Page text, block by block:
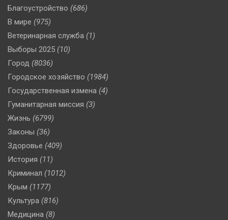
Благоустройство (686)
В мире (975)
Ветеринарная служба (1)
Выборы 2025 (10)
Город (8036)
Городское хозяйство (1984)
Государственная измена (4)
Гуманитарная миссия (3)
Жизнь (6799)
Законы (36)
Здоровье (409)
История (11)
Криминал (1012)
Крым (1177)
Культура (816)
Медицина (8)